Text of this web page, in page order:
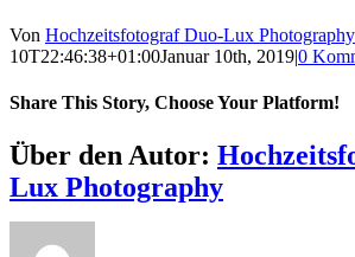
Von Hochzeitsfotograf Duo-Lux Photography
10T22:46:38+01:00Januar 10th, 2019|0
Share This Story, Choose Your Platform!
Sharing_facebook
Sharing_twitter
Sharing_reddit
Über den Autor:
Lux Photography